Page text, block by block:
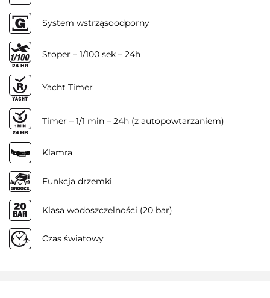
System wstrząsoodporny
Stoper – 1/100 sek – 24h
Yacht Timer
Timer – 1/1 min – 24h (z autopowtarzaniem)
Klamra
Funkcja drzemki
Klasa wodoszczelności (20 bar)
Czas światowy